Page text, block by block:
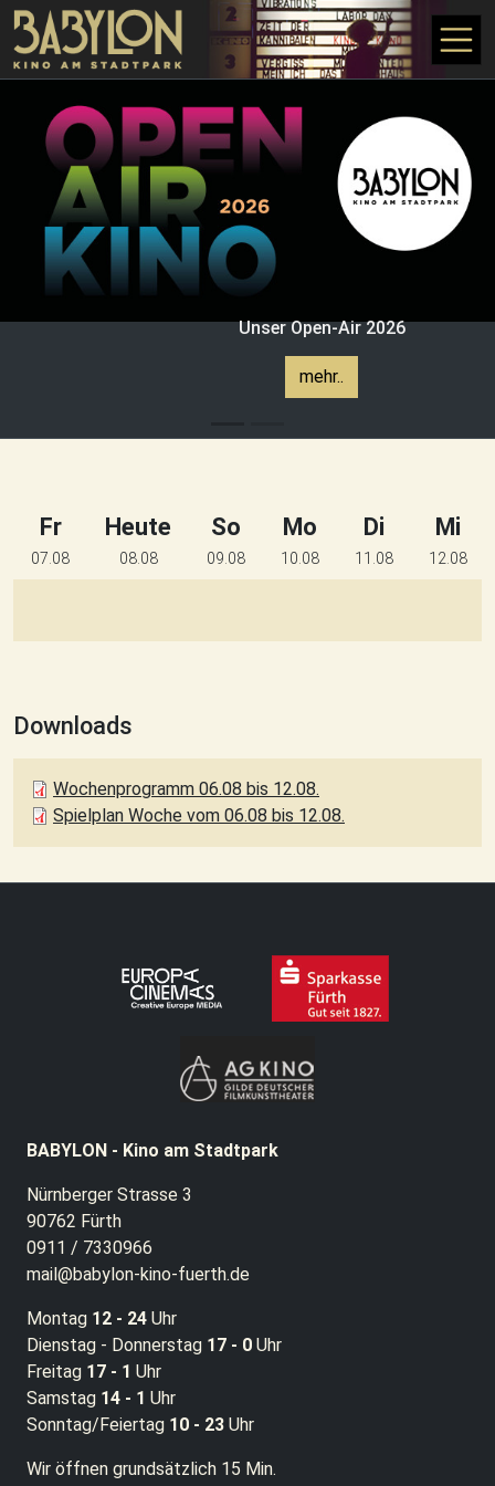
Direkt zum Inhalt
Unser Open-Air 2026
mehr..
Downloads
Wochenprogramm 06.08 bis 12.08.
Spielplan Woche vom 06.08 bis 12.08.
Fr
07.08
Heute
08.08
So
09.08
Mo
10.08
Di
11.08
Mi
12.08
BABYLON - Kino am Stadtpark
Nürnberger Strasse 3
90762 Fürth
0911 / 7330966
mail@babylon-kino-fuerth.de
Montag 12 - 24 Uhr
Dienstag - Donnerstag 17 - 0 Uhr
Freitag 17 - 1 Uhr
Samstag 14 - 1 Uhr
Sonntag/Feiertag 10 - 23 Uhr
Wir öffnen grundsätzlich 15 Min.